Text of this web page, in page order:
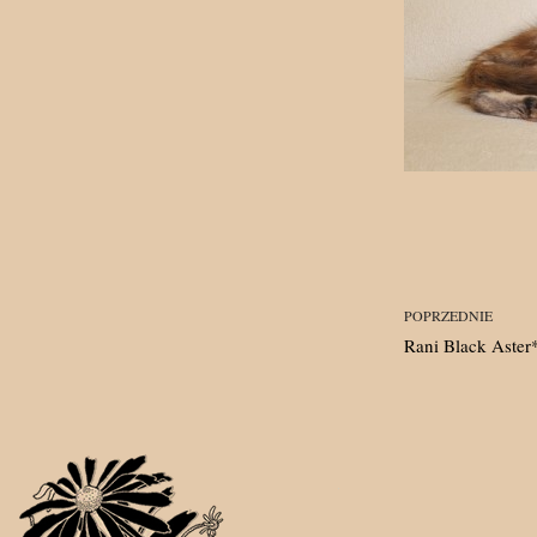
POPRZEDNIE
Rani Black